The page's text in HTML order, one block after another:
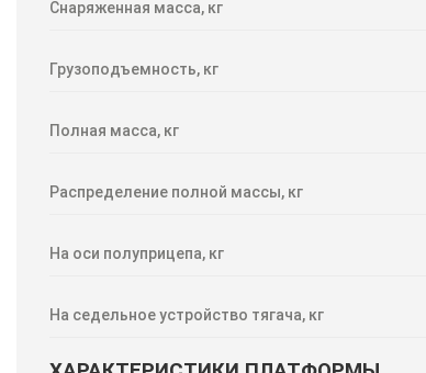
Снаряженная масса, кг
Грузоподъемность, кг
Полная масса, кг
Распределение полной массы, кг
На оси полуприцепа, кг
На седельное устройство тягача, кг